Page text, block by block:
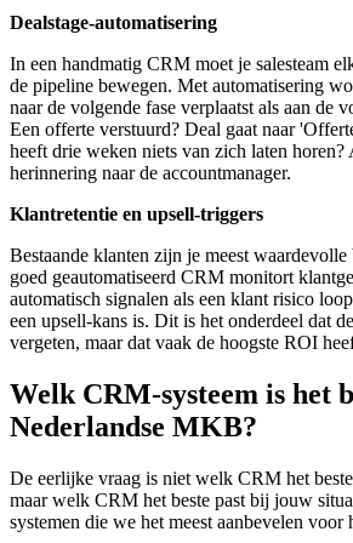
Dealstage-automatisering
In een handmatig CRM moet je salesteam
de pipeline bewegen. Met automatisering
naar de volgende fase verplaatst als aan de
Een offerte verstuurd? Deal gaat naar
heeft drie weken niets van zich laten horen?
herinnering naar de accountmanager.
Klantretentie en upsell-triggers
Bestaande klanten zijn je meest
goed geautomatiseerd CRM monitort
automatisch signalen als een klant risico
een upsell-kans is. Dit is het onderdeel dat
vergeten, maar dat vaak de hoogste ROI
Welk CRM-systeem is het
Nederlandse MKB?
De eerlijke vraag is niet welk CRM het
maar welk CRM het beste past bij jouw
systemen die we het meest aanbevelen